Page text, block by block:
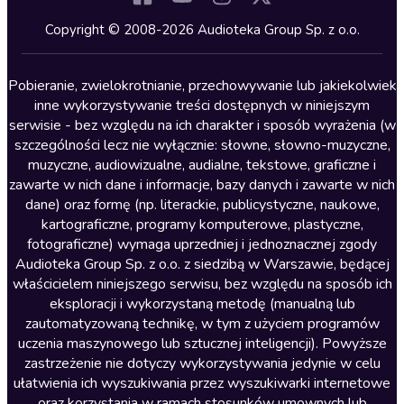
Kryminały
Lektury szkolne
Literatura anglojęzyczna
Literatura faktu
Literatura obyczajowa
Literatura piękna obca
Literatura piękna polska
Nagrania relaksacyjne
Nauka języków
Nauki humanistyczne
Podcasty i audycje
Polityka
Prasa
Copyright © 2008-2026 Audioteka Group Sp. z o.o.
Pobieranie, zwielokrotnianie, przechowywanie lub jakiekolwiek
inne wykorzystywanie treści dostępnych w niniejszym
serwisie - bez względu na ich charakter i sposób wyrażenia (w
szczególności lecz nie wyłącznie: słowne, słowno-muzyczne,
muzyczne, audiowizualne, audialne, tekstowe, graficzne i
zawarte w nich dane i informacje, bazy danych i zawarte w nich
dane) oraz formę (np. literackie, publicystyczne, naukowe,
kartograficzne, programy komputerowe, plastyczne,
fotograficzne) wymaga uprzedniej i jednoznacznej zgody
Audioteka Group Sp. z o.o. z siedzibą w Warszawie, będącej
właścicielem niniejszego serwisu, bez względu na sposób ich
eksploracji i wykorzystaną metodę (manualną lub
zautomatyzowaną technikę, w tym z użyciem programów
uczenia maszynowego lub sztucznej inteligencji). Powyższe
zastrzeżenie nie dotyczy wykorzystywania jedynie w celu
ułatwienia ich wyszukiwania przez wyszukiwarki internetowe